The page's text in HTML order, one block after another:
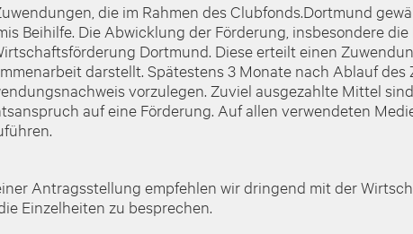
die im Rahmen des Clubfonds.Dortmund
Beihilfe. Die Abwicklung der Förderung, insbesondere
Dortmund. Diese erteilt einen
darstellt. Spätestens 3 Monate nach Ablauf
vorzulegen. Zuviel ausgezahlte Mittel
auf eine Förderung. Auf allen verwendeten
Antragsstellung empfehlen wir dringend mit der
Einzelheiten zu besprechen.